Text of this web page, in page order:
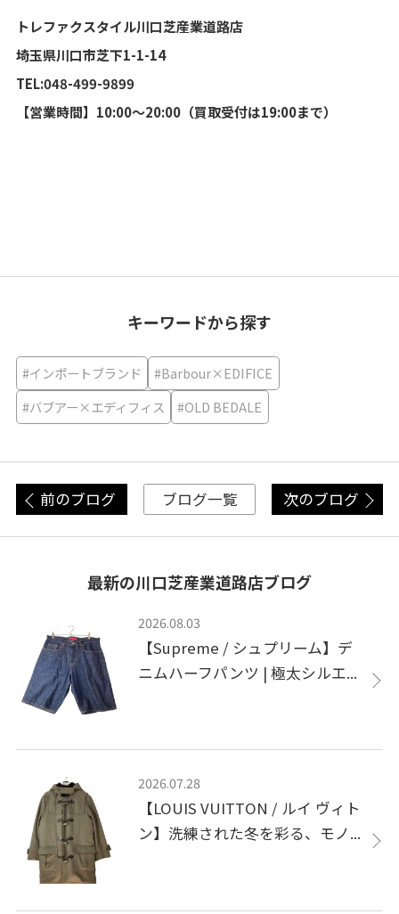
トレファクスタイル川口芝産業道路店
埼玉県川口市芝下1-1-14
TEL:048-499-9899
【営業時間】10:00～20:00（買取受付は19:00まで）
キーワードから探す
#インポートブランド
#Barbour×EDIFICE
#バブアー×エディフィス
#OLD BEDALE
前のブログ ブログ一覧 次のブログ
最新の川口芝産業道路店ブログ
2026.08.03
【Supreme / シュプリーム】デ
ニムハーフパンツ | 極太シルエ...
2026.07.28
【LOUIS VUITTON / ルイ ヴィト
ン】洗練された冬を彩る、モノ...